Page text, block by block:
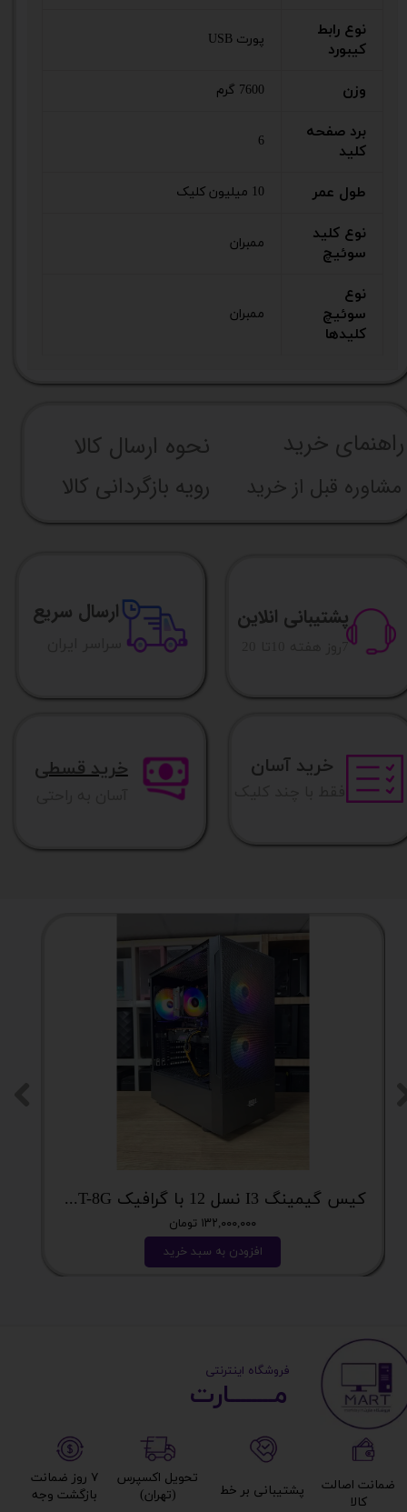
نوع رابط
کیبورد
پورت USB
وزن 7600 گرم
برد صفحه
کلید
6
طول عمر 10 میلیون کلیک
نوع کلید
سوئیچ
ممبران
نوع
سوئیچ
کلیدها
ممبران
راهنما​​​​​​​​​​​​​​ی خرید نحوه ارسال کالا
مشاوره قبل از خرید رویه بازگردانی کالا
پشتیبانی انلاین
​7روز هفته 10تا 20
ارسال سریع
خرید آسان خرید قسطی
کیس گیمینگ I3 نسل 12 با گرافیک RX5700XT-8G
۱۳۲,۰۰۰,۰۰۰ تومان
افزودن به سبد خرید
مــــــــارت​​​​​​
​ ​فروشگاه اینترنتی
۷ روز ضمانت
بازگشت وجه​​​​​​​
تحویل اکسپرس
(تهران)​​​​​​​
پشتیبانی بر خط​​​​​​​
ضمانت اصالت
کالا​​​​​​​